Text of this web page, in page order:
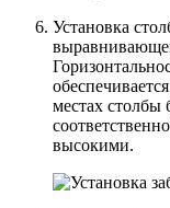
Установка
местах
высокими.